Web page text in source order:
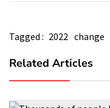
Tagged : 2022 change
Related Articles